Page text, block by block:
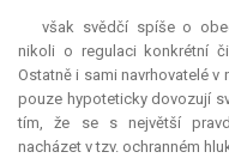
však svědčí spíše o
nikoli o regulaci konkrétní
Ostatně i sami navrhovatelé
pouze hypoteticky dovozují
tím, že se s největší
nacházet v tzv. ochranném